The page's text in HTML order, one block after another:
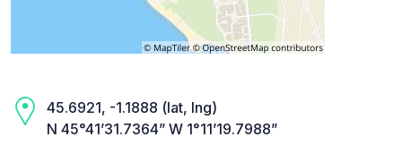
45.6921, -1.1888 (lat, lng)
N 45°41’31.7364” W 1°11’19.7988”